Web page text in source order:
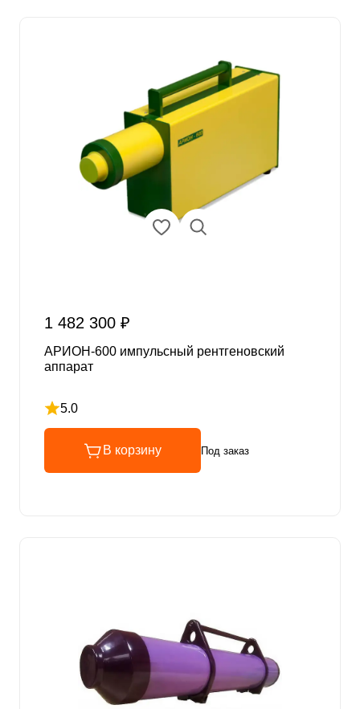
1 482 300 ₽
АРИОН-600 импульсный рентгеновский
аппарат
5.0
Рейтинг 5 из 5
В корзину Под заказ